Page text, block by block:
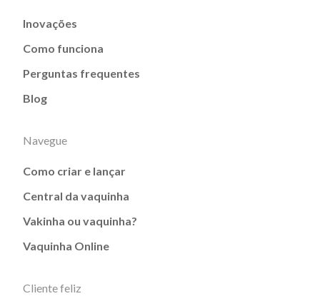
Inovações
Como funciona
Perguntas frequentes
Blog
Navegue
Como criar e lançar
Central da vaquinha
Vakinha ou vaquinha?
Vaquinha Online
Cliente feliz